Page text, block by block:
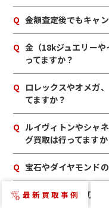
料ドリンクサービス
宜しいお時間に再来
A ご購入時の付属品（
ます。ジュエルカフ
すので、ぜひご一緒
Q 金額査定後でもキャ
A
お値段にご満足いた
能です。手数料等も
Q 金（18kジュエリー
ってますか？
A
もちろん買取してい
ス、片方だけのピア
Q ロレックスやオメガ
てますか？
A もちろん買取してい
い、他店では断られ
Q ルイヴィトンやシャ
グ買取は行ってますか
A もちろん買取してい
Q 宝石やダイヤモンド
A もちろん買取してい
Q 金券・商品券・切手
最新買取事例